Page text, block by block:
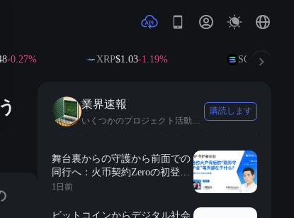
XRP$1.03-1.19% SOL$73.61
業界速報
いくつかのプロジェクト活動や業界の最新動向を推薦します。
購読します
舞台裏からの守護から前面での
同行へ：火币契約Zeroの初登場
に隠された長期的視点と専門的
1日前
ビットコインからデジタル社会